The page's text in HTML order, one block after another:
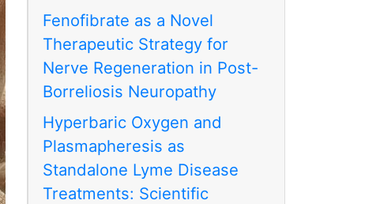
Fenofibrate as a Novel
Therapeutic Strategy for
Nerve Regeneration in Post-
Borreliosis Neuropathy
Hyperbaric Oxygen and
Plasmapheresis as
Standalone Lyme Disease
Treatments: Scientific